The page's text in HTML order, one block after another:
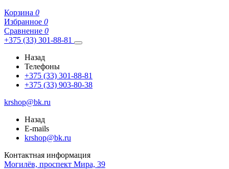
Корзина 0
Избранное 0
Сравнение 0
+375 (33) 301-88-81
Назад
Телефоны
+375 (33) 301-88-81
+375 (33) 903-80-38
krshop@bk.ru
Назад
E-mails
krshop@bk.ru
Контактная информация
Могилёв, проспект Мира, 39